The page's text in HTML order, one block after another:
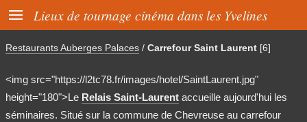
 Lieux de tournage cinéma dans les Yvelines
Restaurants Auberges Palaces / Carrefour Saint Laurent [6]
<img src="https://l2tc78.fr/images/hotel/SaintLaurent.jpg"
height="180">Le Relais Saint-Laurent accueille aujourd'hui les
séminaires. Situé sur la commune de Chevreuse au carrefour